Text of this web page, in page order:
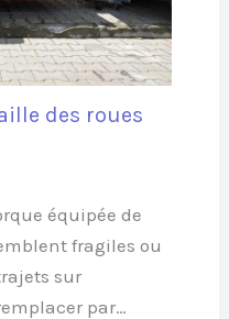
des roues
équipée de
fragiles ou
sur
par…